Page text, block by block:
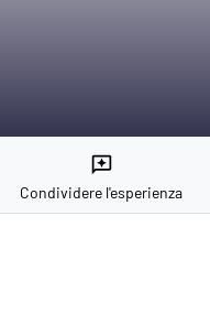
reviews
Condividere l'esperienza